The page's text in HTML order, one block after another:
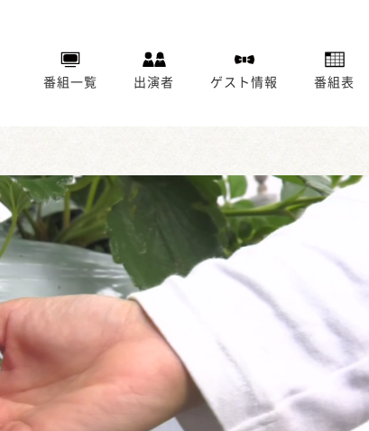
番組一覧 出演者 ゲスト情報 番組表